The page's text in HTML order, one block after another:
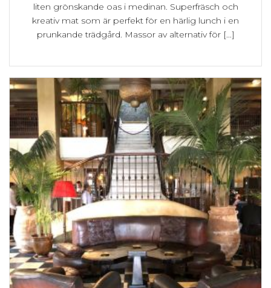
liten grönskande oas i medinan. Superfräsch och
kreativ mat som är perfekt för en härlig lunch i en
prunkande trädgård. Massor av alternativ för [...]